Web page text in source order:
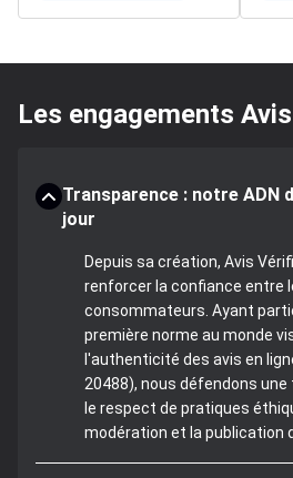
Les engagements
Transparence : notre ADN
jour
Depuis sa création, Avis
renforcer la confiance entre
consommateurs. Ayant
première norme au monde
l'authenticité des avis en
20488), nous défendons
le respect de pratiques
modération et la publication